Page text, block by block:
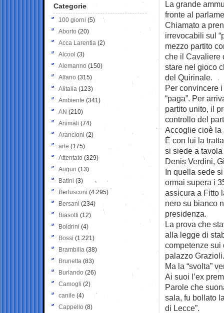
La grande
fronte al
Chiamato a
irrevocabili sul
mezzo partito
che il Cavaliere
stare nel gioco
del Quirinale.
Per convincere
“paga”. Per
partito unito, il
controllo del
Accoglie cioè la
È con lui la
si siede a
Denis Verdini,
In quella sede
ormai supera i
assicura a Fitto
nero su bianco
presidenza.
La prova che
alla legge di
competenze sui
palazzo Grazioli.
Ma la “svolta”
Ai suoi l’ex
Parole che
sala, fu bollato
di Lecce”.
Categorie
100 giorni (5)
Aborto (20)
Acca Larentia (2)
Alcool (3)
Alemanno (150)
Alfano (315)
Alitalia (123)
Ambiente (341)
AN (210)
Animali (74)
Arancioni (2)
arte (175)
Attentato (329)
Auguri (13)
Batini (3)
Berlusconi (4.295)
Bersani (234)
Biasotti (12)
Boldrini (4)
Bossi (1.221)
Brambilla (38)
Brunetta (83)
Burlando (26)
Camogli (2)
canile (4)
Cappello (8)